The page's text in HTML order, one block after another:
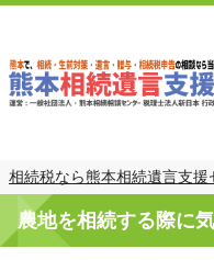
相続税なら熊本相続遺言支援
農地を相続する際に